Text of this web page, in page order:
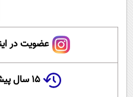
عضویت در
۱۵ سال پیش در چنین روزی